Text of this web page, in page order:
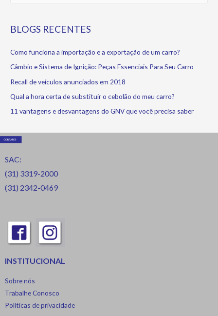
BLOGS RECENTES
Como funciona a importação e a exportação de um carro?
Câmbio e Sistema de Ignição: Peças Essenciais Para Seu Carro
Recall de veículos anunciados em 2018
Qual a hora certa de substituir o cebolão do meu carro?
11 vantagens e desvantagens do GNV que você precisa saber
SAC:
(31) 3319-2000
(31) 2342-0469
INSTITUCIONAL
Sobre nós
Trabalhe Conosco
Políticas de privacidade